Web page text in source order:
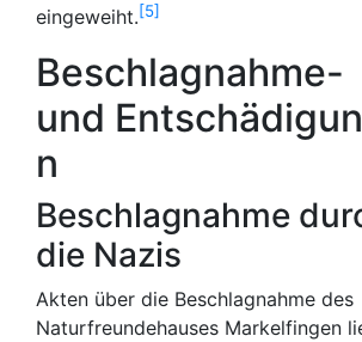
eingeweiht. 5
Beschlagnahme-
und
n
Beschlagnahme
die Nazis
Akten über die Beschlagnahme des
Naturfreundehauses Markelfingen